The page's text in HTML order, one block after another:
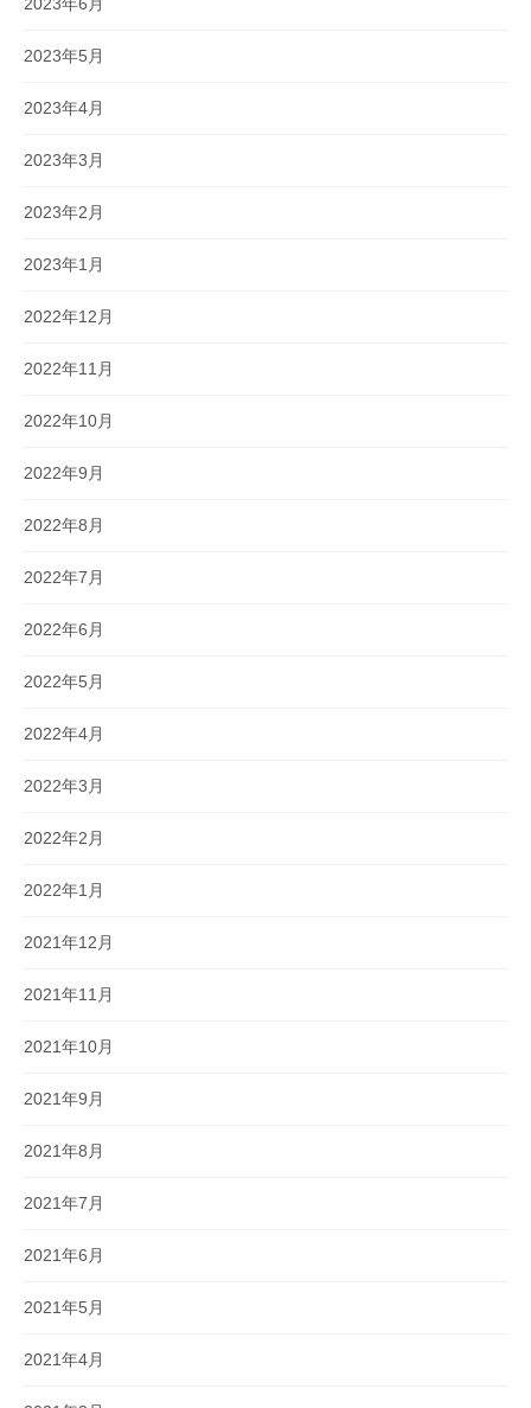
2023年5月
2023年4月
2023年3月
2023年2月
2023年1月
2022年12月
2022年11月
2022年10月
2022年9月
2022年8月
2022年7月
2022年6月
2022年5月
2022年4月
2022年3月
2022年2月
2022年1月
2021年12月
2021年11月
2021年10月
2021年9月
2021年8月
2021年7月
2021年6月
2021年5月
2021年4月